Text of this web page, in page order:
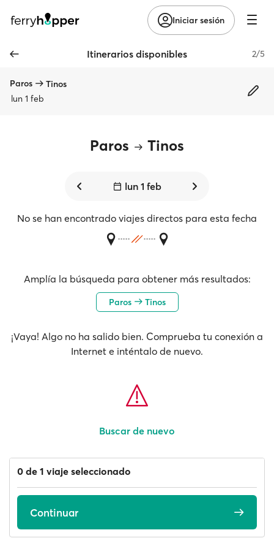
Iniciar sesión
Itinerarios disponibles 2/5
Paros
Tinos
lun 1 feb
Paros Tinos
lun 1 feb
No se han encontrado viajes directos para esta fecha
Amplía la búsqueda para obtener más resultados:
Paros Tinos
¡Vaya! Algo no ha salido bien. Comprueba tu conexión a
Internet e inténtalo de nuevo.
Buscar de nuevo
0 de 1 viaje seleccionado
Continuar